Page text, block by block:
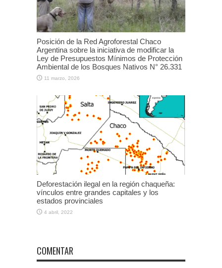
Posición de la Red Agroforestal Chaco
Argentina sobre la iniciativa de modificar la
Ley de Presupuestos Mínimos de Protección
Ambiental de los Bosques Nativos N° 26.331
11 marzo, 2026
Deforestación ilegal en la región chaqueña:
vínculos entre grandes capitales y los
estados provinciales
4 abril, 2022
COMENTAR